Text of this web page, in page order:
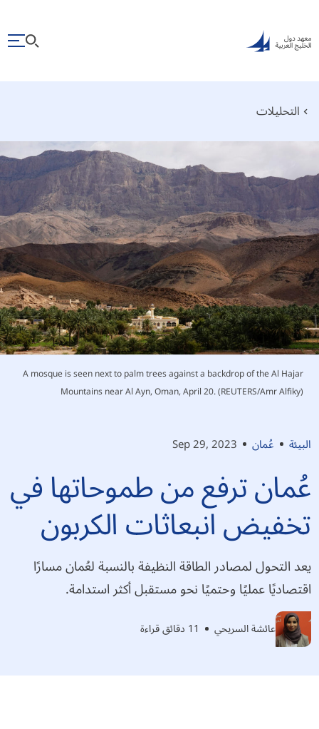
التحليلات
البيئة عُمان Sep 29, 2023
عُمان ترفع من طموحاتها في
تخفيض انبعاثات الكربون
يعد التحول لمصادر الطاقة النظيفة بالنسبة لعُمان مسارًا
اقتصاديًا عمليًا وحتميًا نحو مستقبل أكثر استدامة.
عائشة السريحي 11 دقائق قراءة
A mosque is seen next to palm trees against a backdrop of the Al Hajar
Mountains near Al Ayn, Oman, April 20. (REUTERS/Amr Alfiky)